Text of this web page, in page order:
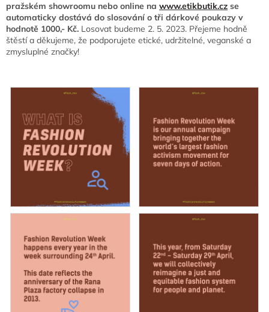
pražském showroomu nebo online na www.etikbutik.cz se
automaticky dostává do slosování o tři dárkové poukazy v
hodnotě 1000,- Kč. Losovat budeme 2. 5. 2023. Přejeme hodně
štěstí a děkujeme, že podporujete etické, udržitelné, veganské a
zmysluplné značky!